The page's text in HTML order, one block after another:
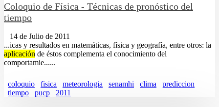
Coloquio de Física - Técnicas de pronóstico del
tiempo
14 de Julio de 2011
...icas y resultados en matemáticas, física y geografía, entre otros: la
aplicación de éstos complementa el conocimiento del
comportamie......
coloquio fisica meteorologia senamhi clima
prediccion
tiempo
pucp 2011